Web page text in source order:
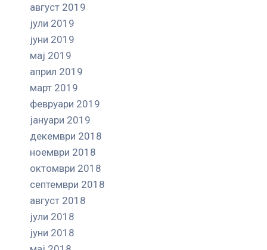
август 2019
јули 2019
јуни 2019
мај 2019
април 2019
март 2019
февруари 2019
јануари 2019
декември 2018
ноември 2018
октомври 2018
септември 2018
август 2018
јули 2018
јуни 2018